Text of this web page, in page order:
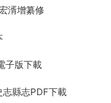
湑增纂修
子版下載
縣志PDF下載